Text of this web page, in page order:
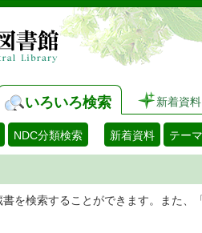
いろいろ検索 新着資料
NDC分類検索 新着資料 テー
を検索することができます。また